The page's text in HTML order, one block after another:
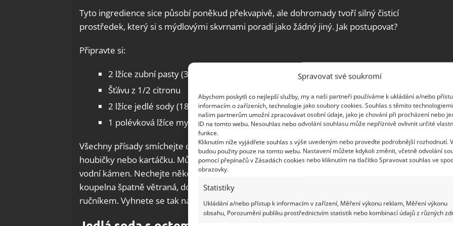
Spravovat své soukromí
Abychom poskytli co nejlepší služby, my a naši partneři používáme k ukládání a/nebo
informacím o zařízeních, technologie jako soubory cookies. Souhlas s těmito
našim partnerům umožní zpracovávat osobní údaje, jako je chování při procházení nebo
ID na tomto webu. Nesouhlas nebo odvolání souhlasu může nepříznivě ovlivnit určité
funkce.
Kliknutím níže vyjádřete souhlas s výše uvedeným nebo proveďte podrobnější rozhodnutí.
budou použity pouze na tomto webu. Nastavení můžete kdykoli změnit, včetně odvolání
pomocí přepínačů v Zásadách cookies nebo kliknutím na tlačítko Spravovat souhlas ve
obrazovky.
Statistiky
Ukládání a/nebo přístup k informacím v zařízení, Měření výkonu reklam, Měření výkonu
obsahu, Porozumění publiku prostřednictvím statistik nebo kombinací údajů z různých
Tyto ingredience sice působí poněkud překvapivě, ale dohromady tvoří silný čisticí
prostředek, který si s mýdlovými skvrnami poradí jako žádný jiný. Jak postupovat?
Připravte si:
2 lžíce zubní pasty (30 ml)
Šťávu z 1/2 citronu
2 lžíce jedlé sody (18 g)
1 polévková lžíce mycího prostředku (15 g)
Všechny přísady smíchejte dohromady. Poté naneste produkt na stěny sprchy pomocí
houbičky nebo kartáčku. Můžete také nastříkat vodovodní kohoutky, abyste odstranili
vodní kámen. Nechejte několik minut působit a poté opláchněte vodou. Pokud je vaše
koupelna špatně větraná, doporučujeme dlaždice na konci osušit papírovým
ručníkem. Vyhnete se tak nadměrné vlhkosti a riziku vzniku plísní.